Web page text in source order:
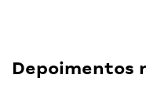
Depoimentos